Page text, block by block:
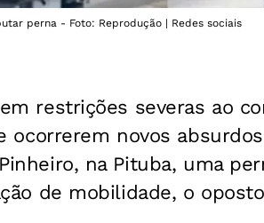
perna - Foto: Reprodução | Redes sociais
restrições severas ao
ocorrerem novos
na Pituba, uma
de mobilidade, o